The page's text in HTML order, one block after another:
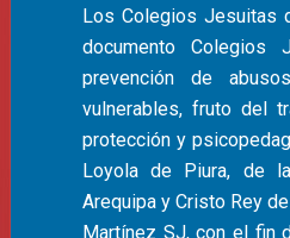
Los Colegios Jesuitas
documento Colegios
prevención de
vulnerables, fruto del
protección y
Loyola de Piura, de
Arequipa y Cristo Rey
Martínez SJ, con el fin